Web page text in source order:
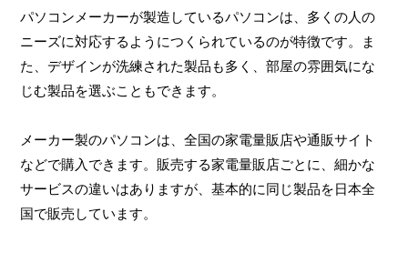
パソコンメーカーが製造しているパソコンは、多くの人の
ニーズに対応するようにつくられているのが特徴です。ま
た、デザインが洗練された製品も多く、部屋の雰囲気にな
じむ製品を選ぶこともできます。
メーカー製のパソコンは、全国の家電量販店や通販サイト
などで購入できます。販売する家電量販店ごとに、細かな
サービスの違いはありますが、基本的に同じ製品を日本全
国で販売しています。